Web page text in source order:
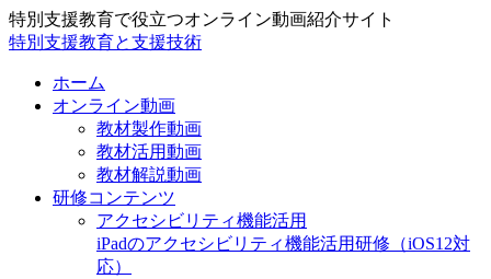
特別支援教育で役立つオンライン動画紹介サイト
特別支援教育と支援技術
ホーム
オンライン動画
教材製作動画
教材活用動画
教材解説動画
研修コンテンツ
アクセシビリティ機能活用
iPadのアクセシビリティ機能活用研修（iOS12対
応）